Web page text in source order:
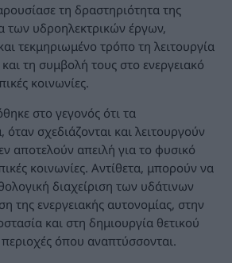
τη δραστηριότητα της
των υδροηλεκτρικών έργων,
τεκμηριωμένο τρόπο τη λειτουργία
τη συμβολή τους στο ενεργειακό
κοινωνίες.
στο γεγονός ότι τα
όταν σχεδιάζονται και λειτουργούν
αποτελούν απειλή για το φυσικό
κοινωνίες. Αντίθετα, μπορούν να
διαχείριση των υδάτινων
της ενεργειακής αυτονομίας, στην
και στη δημιουργία θετικού
όπου αναπτύσσονται.